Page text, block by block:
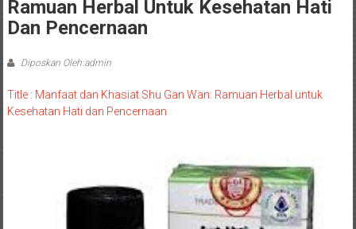
Ramuan Herbal Untuk Kesehatan Hati
Dan Pencernaan
Diposkan Oleh:admin
Title : Manfaat dan Khasiat Shu Gan Wan: Ramuan Herbal untuk
Kesehatan Hati dan Pencernaan